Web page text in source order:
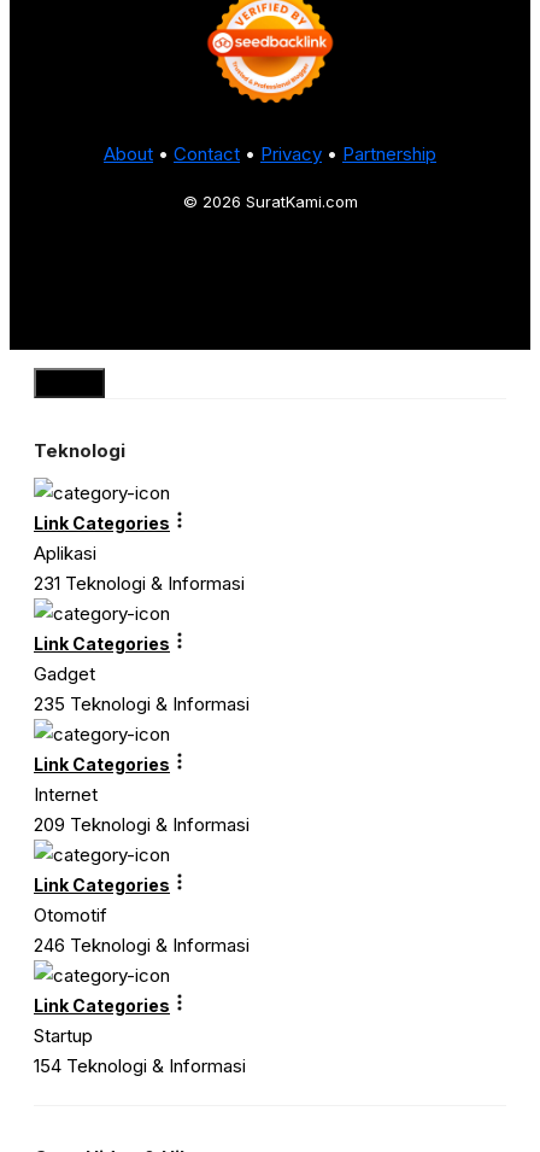
About • Contact • Privacy • Partnership
© 2026 SuratKami.com
Close
Teknologi
Link Categories
Aplikasi
231 Teknologi & Informasi
Link Categories
Gadget
235 Teknologi & Informasi
Link Categories
Internet
209 Teknologi & Informasi
Link Categories
Otomotif
246 Teknologi & Informasi
Link Categories
Startup
154 Teknologi & Informasi